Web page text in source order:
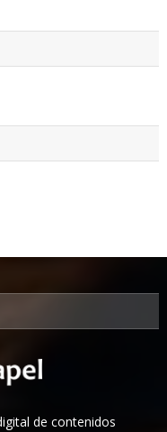
de contenidos